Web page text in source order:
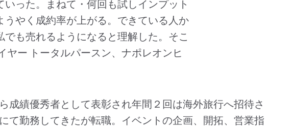
った。まねて・何回も試しインプット
うやく成約率が上がる。できている人か
も売れるようになると理解した。そこ
ヤー トータルパースン、ナポレオンヒ
成績優秀者として表彰され年間２回は海外旅行へ招待さ
て勤務してきたが転職。イベントの企画、開拓、営業指